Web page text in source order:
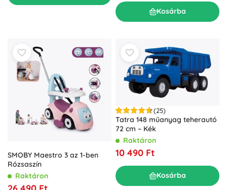
Kosárba
SMOBY Maestro 3 az 1-ben
Rózsaszín
Raktáron
(25)
Tatra 148 műanyag teherautó
72 cm – Kék
Raktáron
10 490 Ft
Kosárba